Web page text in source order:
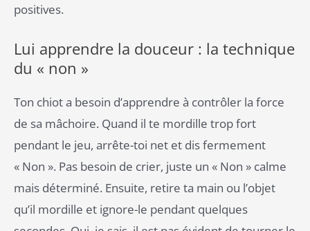
positives.
Lui apprendre la douceur : la technique
du « non »
Ton chiot a besoin d’apprendre à contrôler la force
de sa mâchoire. Quand il te mordille trop fort
pendant le jeu, arrête-toi net et dis fermement
« Non ». Pas besoin de crier, juste un « Non » calme
mais déterminé. Ensuite, retire ta main ou l’objet
qu’il mordille et ignore-le pendant quelques